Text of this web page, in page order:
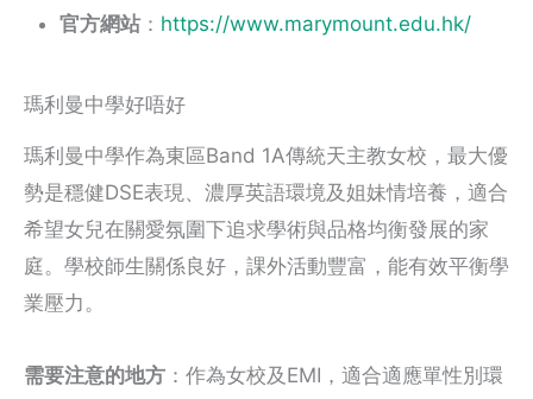
官方網站 ： https://www.marymount.edu.hk/
瑪利曼中學好唔好
瑪利曼中學作為東區Band 1A傳統天主教女校，最大優
勢是穩健DSE表現、濃厚英語環境及姐妹情培養，適合
希望女兒在關愛氛圍下追求學術與品格均衡發展的家
庭。學校師生關係良好，課外活動豐富，能有效平衡學
業壓力。
需要注意的地方 ：作為女校及EMI，適合適應單性別環